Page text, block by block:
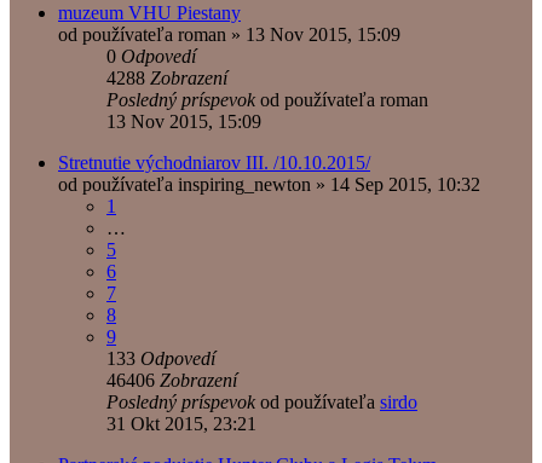
muzeum VHU Piestany
od používateľa roman » 13 Nov 2015, 15:09
0 Odpovedí
4288 Zobrazení
Posledný príspevok od používateľa roman
13 Nov 2015, 15:09
Stretnutie východniarov III. /10.10.2015/
od používateľa inspiring_newton » 14 Sep 2015, 10:32
1
…
5
6
7
8
9
133 Odpovedí
46406 Zobrazení
Posledný príspevok od používateľa sirdo
31 Okt 2015, 23:21